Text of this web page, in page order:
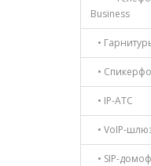
Business
•
•
• IP-АТС
• VoIP-
• SIP-